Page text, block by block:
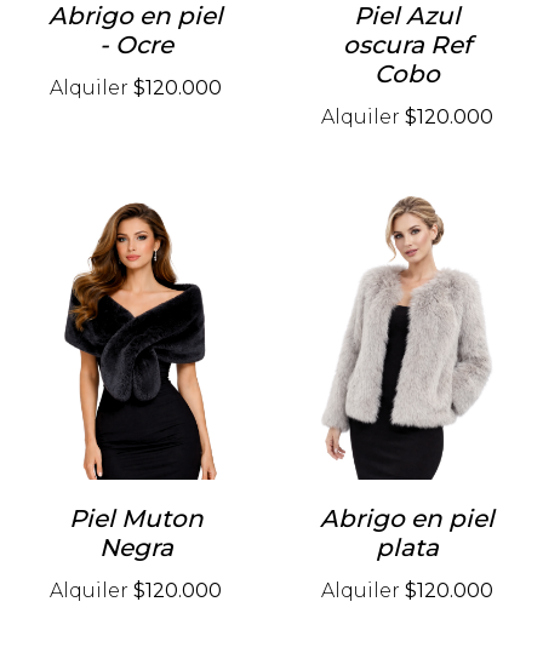
Abrigo en piel
- Ocre
Alquiler $120.000
Piel Azul
oscura Ref
Cobo
Alquiler $120.000
Piel Muton
Negra
Alquiler $120.000
Abrigo en piel
plata
Alquiler $120.000